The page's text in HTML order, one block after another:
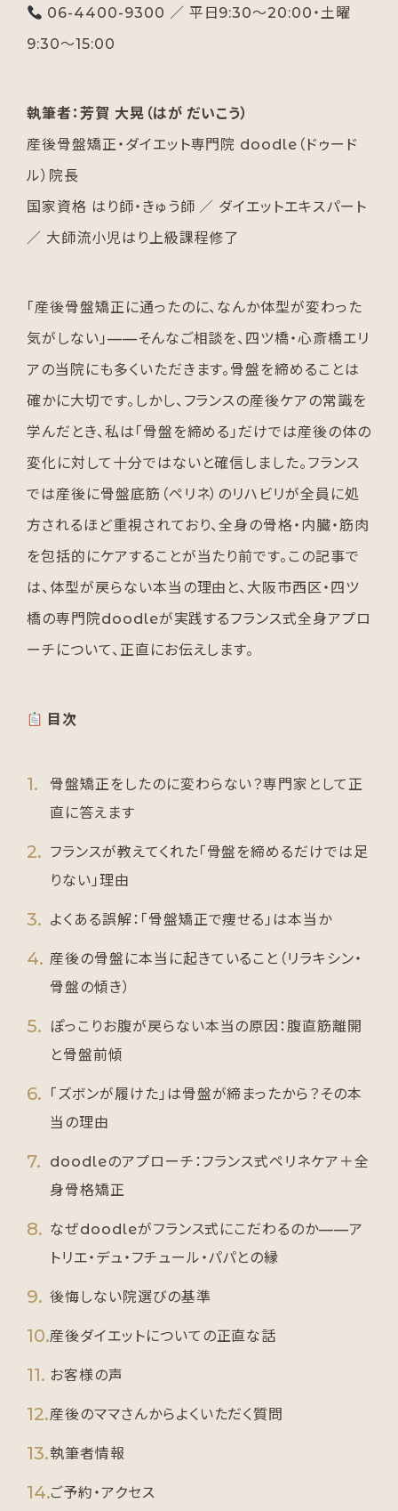
06-4400-9300 ／ 平日9:30〜20:00・土曜
9:30〜15:00
執筆者：芳賀 大晃（はが だいこう）
産後骨盤矯正・ダイエット専門院 doodle（ドゥード
ル）院長
国家資格 はり師・きゅう師 ／ ダイエットエキスパート
／ 大師流小児はり上級課程修了
「産後骨盤矯正に通ったのに、なんか体型が変わった
気がしない」——そんなご相談を、四ツ橋・心斎橋エリ
アの当院にも多くいただきます。骨盤を締めることは
確かに大切です。しかし、フランスの産後ケアの常識を
学んだとき、私は「骨盤を締める」だけでは産後の体の
変化に対して十分ではないと確信しました。フランス
では産後に骨盤底筋（ペリネ）のリハビリが全員に処
方されるほど重視されており、全身の骨格・内臓・筋肉
を包括的にケアすることが当たり前です。この記事で
は、体型が戻らない本当の理由と、大阪市西区・四ツ
橋の専門院doodleが実践するフランス式全身アプロ
ーチについて、正直にお伝えします。
目次
骨盤矯正をしたのに変わらない？専門家として正
直に答えます
フランスが教えてくれた「骨盤を締めるだけでは足
りない」理由
よくある誤解：「骨盤矯正で痩せる」は本当か
産後の骨盤に本当に起きていること（リラキシン・
骨盤の傾き）
ぽっこりお腹が戻らない本当の原因：腹直筋離開
と骨盤前傾
「ズボンが履けた」は骨盤が締まったから？その本
当の理由
doodleのアプローチ：フランス式ペリネケア＋全
身骨格矯正
なぜdoodleがフランス式にこだわるのか——ア
トリエ・デュ・フチュール・パパとの縁
後悔しない院選びの基準
産後ダイエットについての正直な話
お客様の声
産後のママさんからよくいただく質問
執筆者情報
ご予約・アクセス